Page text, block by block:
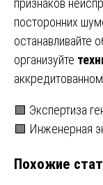
признаков
посторонних
останавливайте
организуйте
Навигация
записям
🟩 Экспертиза
🟩 Инженерная
Похожие